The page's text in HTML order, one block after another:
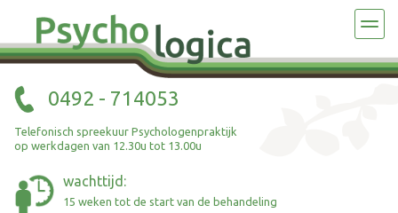
DE PRAKTIJK
AANMELDEN
AAN DE SLAG
ZORGAANBOD
OVER ONS
0492 - 714053
Telefonisch spreekuur Psychologenpraktijk
op werkdagen van 12.30u tot 13.00u
wachttijd:
15 weken tot de start van de behandeling